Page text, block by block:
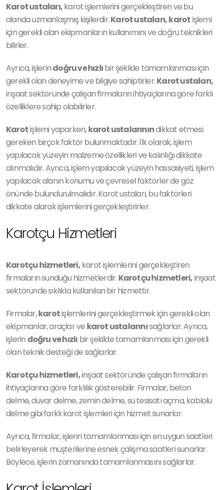
Karot ustaları,karot işlemlerini gerçekleştiren ve bu
alanda uzmanlaşmış kişilerdir.Karot ustaları,karotişlemi
için gerekli olan ekipmanların kullanımını ve doğru teknikleri
bilirler.
Ayrıca, işlerindoğru ve hızlıbir şekilde tamamlanması için
gerekli olan deneyime ve bilgiye sahiptirler.Karot ustaları,
inşaat sektöründe çalışan firmaların ihtiyaçlarına göre farklı
özelliklere sahip olabilirler.
Karotişlemi yaparken,karot ustalarınındikkat etmesi
gereken birçok faktör bulunmaktadır. İlk olarak, işlem
yapılacak yüzeyin malzeme özellikleri ve kalınlığı dikkate
alınmalıdır. Ayrıca, işlem yapılacak yüzeyin hassasiyeti, işlem
yapılacak alanın konumu ve çevresel faktörler de göz
önünde bulundurulmalıdır. Karot ustaları, bu faktörleri
dikkate alarak işlemlerini gerçekleştirirler.
Karotçu Hizmetleri
Karotçu hizmetleri,karot işlemlerini gerçekleştiren
firmaların sunduğu hizmetlerdir. Karotçu hizmetleri,inşaat
sektöründe sıklıkla kullanılan bir hizmettir.
Firmalar,karotişlemlerini gerçekleştirmek için gerekli olan
ekipmanlar, araçlar ve karot ustalarınısağlarlar. Ayrıca,
işlerin doğru ve hızlı bir şekilde tamamlanması için gerekli
olan teknik desteği de sağlarlar.
Karotçu hizmetleri,inşaat sektöründe çalışan firmaların
ihtiyaçlarına göre farklılık gösterebilir. Firmalar, beton
delme, duvar delme, zemin delme, su tesisatı açma, kablolu
delme gibi farklı karot işlemleri için hizmet sunarlar.
Ayrıca, firmalar, işlerin tamamlanması için en uygun saatleri
belirleyerek müşterilerine esnek çalışma saatleri sunarlar.
Böylece, işlerin zamanında tamamlanmasını sağlarlar.